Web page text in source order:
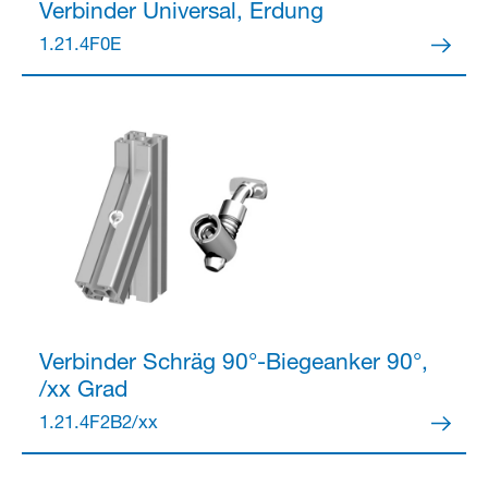
VerbinderUniversal, Erdung
1.21.4F0E
VerbinderSchräg 90°-Biegeanker 90°,
/xx Grad
1.21.4F2B2/xx
Partner Login
Anmelden